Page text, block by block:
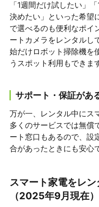
「1週間だけ試したい」
決めたい」といった希望
で選べるのも便利なポイ
ートカメラをレンタルし
始だけロボット掃除機を
うスポット利用もできま
サポート・保証があ
万が一、レンタル中にス
多くのサービスでは無償
ート窓口もあるので、設
合があったときにも安心
スマート家電をレ
（2025年9月現在）